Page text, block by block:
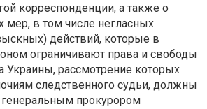
корреспонденции, а также о
мер, в том числе негласных
действий, которые в
ограничивают права и свободы
Украины, рассмотрение которых
следственного судьи, должны
прокурором